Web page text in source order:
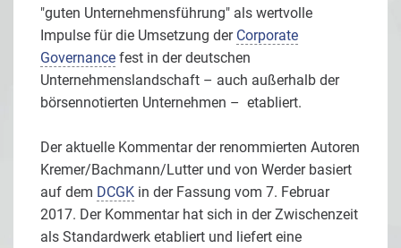
"guten Unternehmensführung" als wertvolle
Impulse für die Umsetzung der Corporate
Governance fest in der deutschen
Unternehmenslandschaft – auch außerhalb der
börsennotierten Unternehmen – etabliert.
Der aktuelle Kommentar der renommierten Autoren
Kremer/Bachmann/Lutter und von Werder basiert
auf dem DCGK in der Fassung vom 7. Februar
2017. Der Kommentar hat sich in der Zwischenzeit
als Standardwerk etabliert und liefert eine